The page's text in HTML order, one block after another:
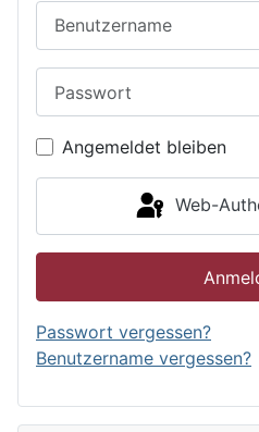
Angemeldet bleiben
Web-
Passwort vergessen?
Benutzername vergessen?